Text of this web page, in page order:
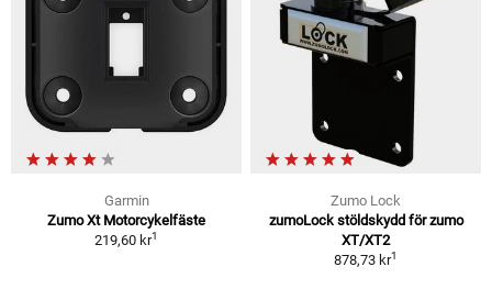
Garmin
Zumo Xt Motorcykelfäste
219,60 kr1
Zumo Lock
zumoLock stöldskydd för zumo
XT/XT2
878,73 kr1